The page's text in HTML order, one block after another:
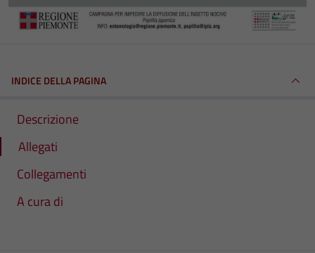
INDICE DELLA PAGINA
Descrizione
Allegati
Collegamenti
A cura di